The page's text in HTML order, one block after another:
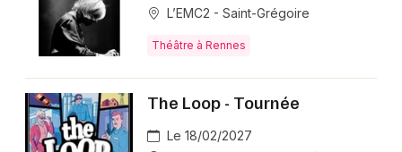
L’EMC2 - Saint-Grégoire
Théâtre à Rennes
The Loop - Tournée
Le 18/02/2027